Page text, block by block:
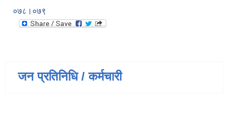
०७८।०७९
जन प्रतिनिधि / कर्मचारी